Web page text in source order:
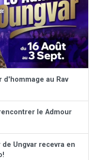
d'hommage au Rav
le Admour
de Ungvar recevra en